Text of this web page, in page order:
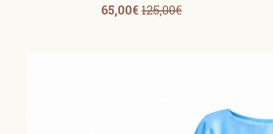
65,00€ 125,00€